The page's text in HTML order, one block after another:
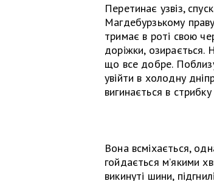
Перетинає узвіз,
Магдебурзькому
тримає в роті свою
доріжки, озирається.
що все добре.
увійти в холодну
вигинається в стрибку
Вона всміхається,
гойдається м’якими
викинуті шини,